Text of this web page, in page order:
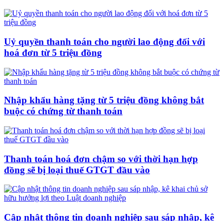
Uỷ quyền thanh toán cho người lao động đối với
hoá đơn từ 5 triệu đồng
Nhập khẩu hàng tặng từ 5 triệu đồng không bắt
buộc có chứng từ thanh toán
Thanh toán hoá đơn chậm so với thời hạn hợp
đồng sẽ bị loại thuế GTGT đầu vào
Cập nhật thông tin doanh nghiệp sau sáp nhập, kê